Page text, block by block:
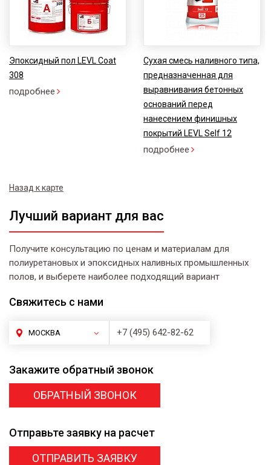
Эпоксидный пол LEVL Coat
308
подробнее
Сухая смесь наливного типа,
предназначенная для
выравнивания бетонных
оснований перед
нанесением финишных
покрытий LEVL Self 12
подробнее
Назад к карте
Лучший вариант для вас
Получите консультацию по ценам и материалам для
полиуретановых и эпоксидных наливных промышленных
полов, и выберете наиболее подходящий вариант
Свяжитесь с нами
МОСКВА +7 (495) 642-82-62
Закажите обратный звонок
ОБРАТНЫЙ ЗВОНОК
Отправьте заявку на расчет
ОТПРАВИТЬ ЗАЯВКУ